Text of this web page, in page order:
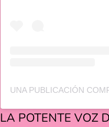
LA POTENTE VOZ